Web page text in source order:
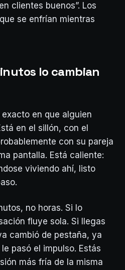
clientes buenos”. Los
se enfrían mientras
lo cambian
en que alguien
en el sillón, con el
con su pareja
pantalla. Está caliente:
viviendo ahí, listo
no horas. Si lo
fluye sola. Si llegas
cambió de pestaña, ya
pasó el impulso. Estás
más fría de la misma